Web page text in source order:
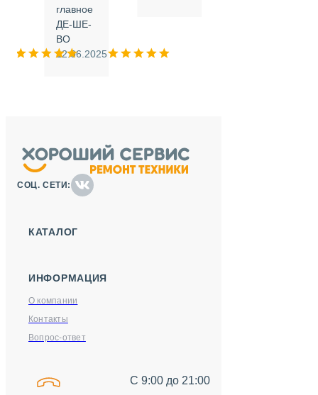
главное
ДЕ-ШЕ-
ВО
12.06.2025
СОЦ. СЕТИ:
КАТАЛОГ
ИНФОРМАЦИЯ
О компании
Контакты
Вопрос-ответ
С 9:00 до 21:00